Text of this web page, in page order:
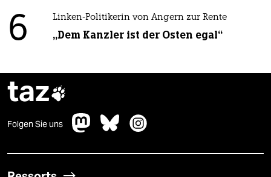
6 Linken-Politikerin von Angern zur Rente
„Dem Kanzler ist der Osten egal“
taz
Folgen Sie uns